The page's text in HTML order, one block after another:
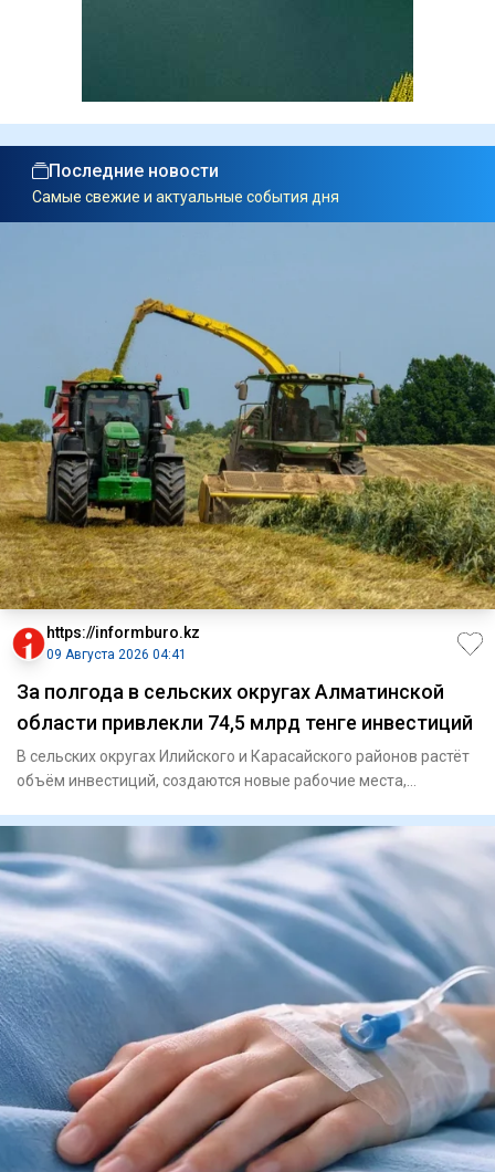
Последние новости
Самые свежие и актуальные события дня
https://informburo.kz
09 Августа 2026 04:41
За полгода в сельских округах Алматинской
области привлекли 74,5 млрд тенге инвестиций
В сельских округах Илийского и Карасайского районов растёт
объём инвестиций, создаются новые рабочие места,